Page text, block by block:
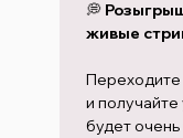
💭
живые
Переходите
и
будет